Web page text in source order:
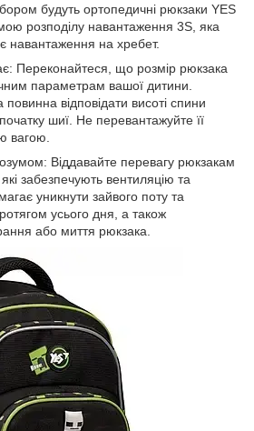
будуть ортопедичні рюкзаки YES
розподілу навантаження 3S, яка
навантаження на хребет.
Переконайтеся, що розмір рюкзака
параметрам вашої дитини.
відповідати висоті спини
шиї. Не перевантажуйте її
вагою.
Віддавайте перевагу рюкзакам
забезпечують вентиляцію та
уникнути зайвого поту та
усього дня, а також
або миття рюкзака.